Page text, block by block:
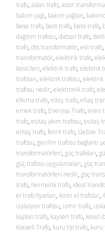
trafo, aslan trafo, astor
bakım yağı, bakım yağları,
bese trafo, best trafo, beta trafo,
dağıtım trafosu, datsan trafo,
trafo, dts transformatör, edi trafo,
transformatör, elektirik trafo,
kesicileri, elektrik trafo, elektrik
trafoları, elektrik trafosu, elektrik
trafosu nedir, elektronik trafo,
elkima trafo, eltaş trafo, eltaş
emek trafo, Enerjisa Trafo, eren
trafo, esitaş akım trafosu, esitaş
etitaş trafo, ferrit trafo, Gebze
trafosu, gerilim trafosu bağlantı
transformatörleri, güç trafoları,
güç trafosu uygulamaları, güç
transformatörleri nedir, güç
trafo, hermetik trafo, ideal
el trafo fiyatları, ikinci el trafolar,
izalasyon trafosu, izmir trafo,
kaplan trafo, kayseri trafo, kesici
Kocaeli Trafo, kuru tip trafo, kuru